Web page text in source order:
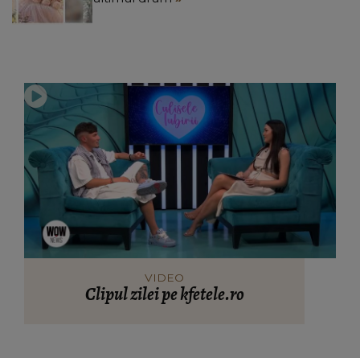
VIDEO
Clipul zilei pe kfetele.ro